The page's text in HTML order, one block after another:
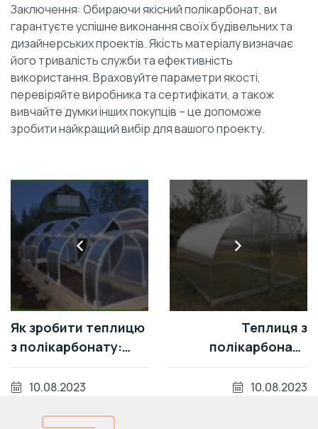
Заключення: Обираючи якісний полікарбонат, ви
гарантуєте успішне виконання своїх будівельних та
дизайнерських проектів. Якість матеріалу визначає
його тривалість служби та ефективність
використання. Враховуйте параметри якості,
перевіряйте виробника та сертифікати, а також
вивчайте думки інших покупців – це допоможе
зробити найкращий вибір для вашого проекту.
Як зробити теплицю
з полікарбонату:
Покрокова
інструкція та
10.08.2023
Теплиця з
полікарбонату
проти плівки: Вибір
на користь
10.08.2023